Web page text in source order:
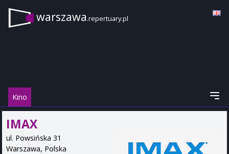
warszawa.repertuary.pl
Kino
IMAX
ul. Powsińska 31
Warszawa, Polska